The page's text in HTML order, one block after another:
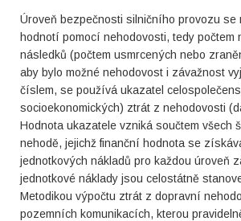
Úroveň bezpečnosti silničního provozu se
hodnotí pomocí nehodovosti, tedy počtem
následků (počtem usmrcených nebo
aby bylo možné nehodovost i závažnost
číslem, se používá ukazatel
socioekonomických) ztrát z nehodovosti
Hodnota ukazatele vzniká součtem všech
nehodě, jejichž finanční hodnota se
jednotkových nákladů pro každou úroveň
jednotkové náklady jsou celostátně
Metodikou výpočtu ztrát z dopravní
pozemních komunikacích, kterou